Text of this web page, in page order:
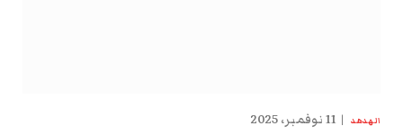
الهدهد 11 نوفمبر، 2025